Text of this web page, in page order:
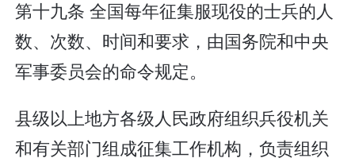
第十九条 全国每年征集服现役的士兵的人
数、次数、时间和要求，由国务院和中央
军事委员会的命令规定。
县级以上地方各级人民政府组织兵役机关
和有关部门组成征集工作机构，负责组织